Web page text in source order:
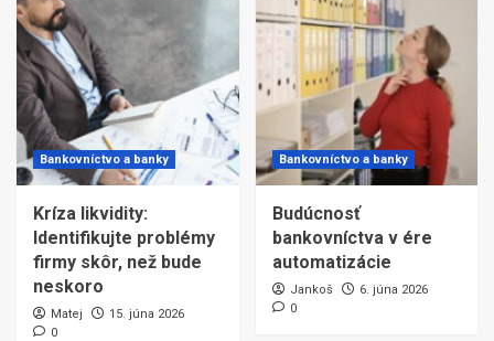
Bankovníctvo a banky
Kríza likvidity:
Identifikujte problémy
firmy skôr, než bude
neskoro
Matej
15. júna 2026
0
Bankovníctvo a banky
Budúcnosť
bankovníctva v ére
automatizácie
Jankoš
6. júna 2026
0